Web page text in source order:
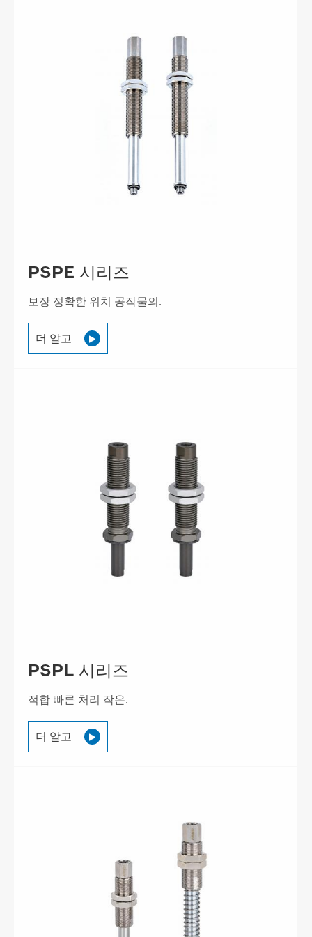
PSPE 시리즈
보장 정확한 위치 공작물의.
더 알고 
PSPL 시리즈
적합 빠른 처리 작은.
더 알고 